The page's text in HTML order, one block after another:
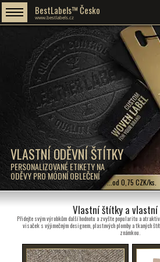
VLASTNÍ ODĚVNÍ ŠTÍTKY
PERSONALIZOVANÉ ETIKETY NA
ODĚVY PRO MÓDNÍ OBLEČENÍ
BestLabels™ Česko
www.bestlabels.cz
...od 0,75 CZK/ks.
Vlastní štítky a vlastní
Přidejte svým výrobkům další hodnotu a zvyšte popularitu a
visaček s výjimečným designem, plastových plomby a tkaných
známkou.